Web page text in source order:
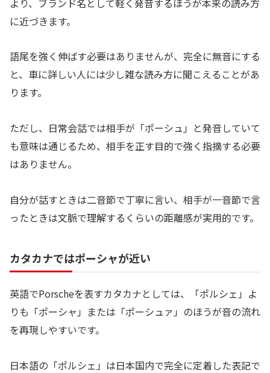
に近づきます。
語尾を強く伸ばす必要はありませんが、完全に無音にする
と、車に詳しい人には少し雑な読み方に聞こえることがあ
ります。
ただし、日常会話では相手が「ポーシュ」と発音していて
も意味は通じるため、相手を正す目的で強く指摘する必要
はありません。
自分が話すときは二音節で丁寧に言い、相手が一音節で言
ったときは文脈で理解するくらいの距離感が実用的です。
カタカナではポーシャが近い
英語でPorscheを表すカタカナとしては、「ポルシェ」よ
りも「ポーシャ」または「ポーシュァ」のほうが音の流れ
を再現しやすいです。
日本語の「ポルシェ」は日本国内で完全に定着した表記で